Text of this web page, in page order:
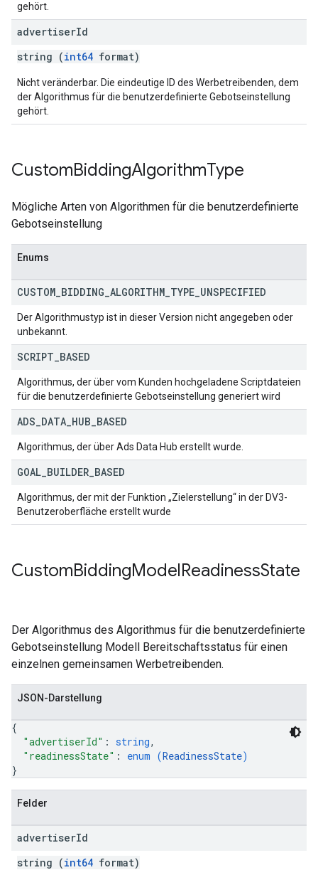
gehört.
advertiserId
string (int64 format)
Nicht veränderbar. Die eindeutige ID des Werbetreibenden, dem
der Algorithmus für die benutzerdefinierte Gebotseinstellung
gehört.
CustomBiddingAlgorithmType
Mögliche Arten von Algorithmen für die benutzerdefinierte
Gebotseinstellung
Enums
CUSTOM BIDDING ALGORITHM TYPE UNSPECIFIED
Der Algorithmustyp ist in dieser Version nicht angegeben oder
unbekannt.
SCRIPT BASED
Algorithmus, der über vom Kunden hochgeladene Scriptdateien
für die benutzerdefinierte Gebotseinstellung generiert wird
ADS DATA HUB BASED
Algorithmus, der über Ads Data Hub erstellt wurde.
GOAL BUILDER BASED
Algorithmus, der mit der Funktion „Zielerstellung“ in der DV3-
Benutzeroberfläche erstellt wurde
CustomBiddingModelReadinessState
Der Algorithmus des Algorithmus für die benutzerdefinierte
Gebotseinstellung Modell Bereitschaftsstatus für einen
einzelnen gemeinsamen Werbetreibenden.
JSON-Darstellung
{
"advertiserId" : string,
"readinessState" : enum (ReadinessState)
}
Felder
advertiserId
string (int64 format)